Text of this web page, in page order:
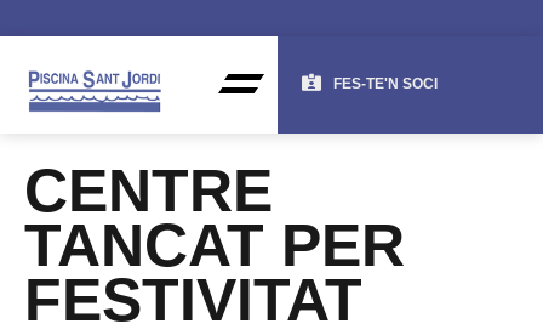
FES-TE'N SOCI
CENTRE
TANCAT PER
FESTIVITAT